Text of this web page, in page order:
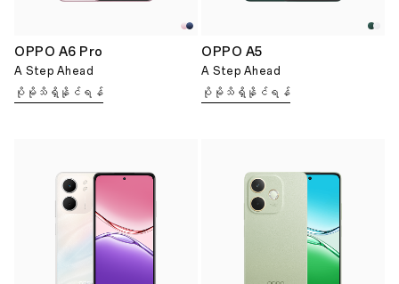
OPPO A6 Pro
A Step Ahead
ပိုမိုသိရှိနိုင်ရန်
OPPO A5
A Step Ahead
ပိုမိုသိရှိနိုင်ရန်